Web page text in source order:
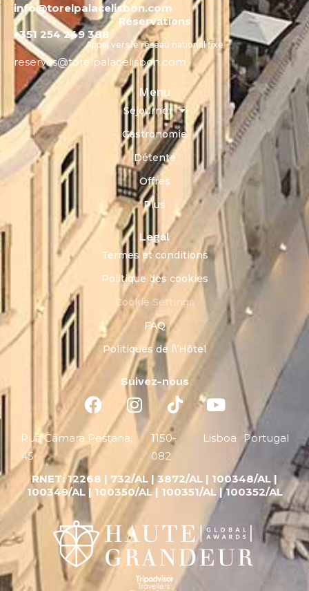
info@torelpalacelisbon.com
Réservations
+351 254 249 388
Appel vers le réseau national fixe
reservas@torelpalacelisbon.com
Menu
Séjourner
Gastronomie
Détente
Offres
Plus
Legal
Termes et conditions
Politique des cookies
Cookie Settings
FAQ
Politiques de l\’Hôtel
Suivez-nous
Rua Câmara Pestana,
45
1150-
082
Lisboa Portugal
RNET:12268 | 732/AL | 3872/AL | 100348/AL |
100349/AL | 100350/AL | 100351/AL | 100352/AL